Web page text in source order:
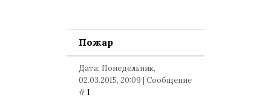
Пожар
Дата: Понедельник,
02.03.2015, 20:09 | Сообщение
#1